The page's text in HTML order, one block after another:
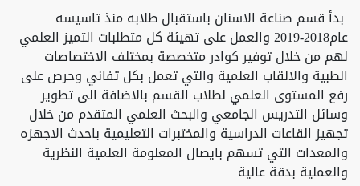
بدأ قسم صناعة الاسنان باستقبال طلابه منذ تاسيسه
عام2018-2019 والعمل على تهيئة كل متطلبات التميز العلمي
لهم من خلال توفير كوادر متخصصة بمختلف الاختصاصات
الطبية والالقاب العلمية والتي تعمل بكل تفاني وحرص على
رفع المستوى العلمي لطلاب القسم بالاضافة الى تطوير
وسائل التدريس الجامعي والبحث العلمي المتقدم من خلال
تجهيز القاعات الدراسية والمختبرات التعليمية باحدث الاجهزه
والمعدات التي تسهم بايصال المعلومة العلمية النظرية
والعملية بدقة عالية